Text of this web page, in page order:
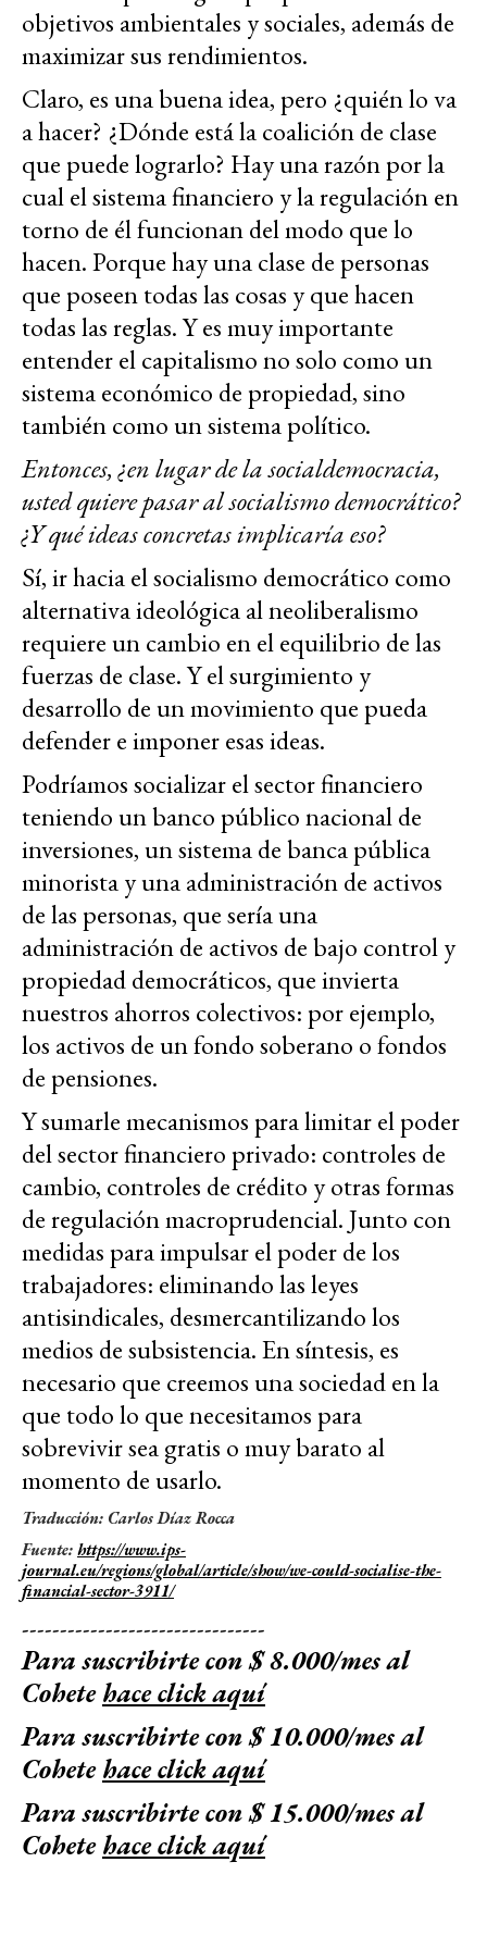
objetivos ambientales y sociales, además de
maximizar sus rendimientos.
Claro, es una buena idea, pero ¿quién lo va
a hacer? ¿Dónde está la coalición de clase
que puede lograrlo? Hay una razón por la
cual el sistema financiero y la regulación en
torno de él funcionan del modo que lo
hacen. Porque hay una clase de personas
que poseen todas las cosas y que hacen
todas las reglas. Y es muy importante
entender el capitalismo no solo como un
sistema económico de propiedad, sino
también como un sistema político.
Entonces, ¿en lugar de la socialdemocracia,
usted quiere pasar al socialismo democrático?
¿Y qué ideas concretas implicaría eso?
Sí, ir hacia el socialismo democrático como
alternativa ideológica al neoliberalismo
requiere un cambio en el equilibrio de las
fuerzas de clase. Y el surgimiento y
desarrollo de un movimiento que pueda
defender e imponer esas ideas.
Podríamos socializar el sector financiero
teniendo un banco público nacional de
inversiones, un sistema de banca pública
minorista y una administración de activos
de las personas, que sería una
administración de activos de bajo control y
propiedad democráticos, que invierta
nuestros ahorros colectivos: por ejemplo,
los activos de un fondo soberano o fondos
de pensiones.
Y sumarle mecanismos para limitar el poder
del sector financiero privado: controles de
cambio, controles de crédito y otras formas
de regulación macroprudencial. Junto con
medidas para impulsar el poder de los
trabajadores: eliminando las leyes
antisindicales, desmercantilizando los
medios de subsistencia. En síntesis, es
necesario que creemos una sociedad en la
que todo lo que necesitamos para
sobrevivir sea gratis o muy barato al
momento de usarlo.
Traducción: Carlos Díaz Rocca
Fuente: https://www.ips-
journal.eu/regions/global/article/show/we-could-socialise-the-
financial-sector-3911/
--------------------------------
Para suscribirte con $ 8.000/mes al
Cohetehace click aquí
Para suscribirte con $ 10.000/mes al
Cohetehace click aquí
Para suscribirte con $ 15.000/mes al
Cohetehace click aquí